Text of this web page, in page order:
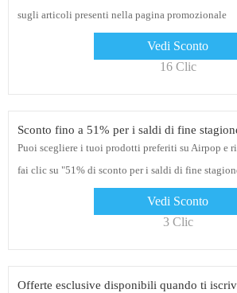
sugli articoli presenti nella pagina promozionale
Vedi Sconto
16 Clic
Sconto fino a 51% per i saldi di fine
Puoi scegliere i tuoi prodotti preferiti su Airpop e
fai clic su "51% di sconto per i saldi di fine
Vedi Sconto
3 Clic
Offerte esclusive disponibili quando ti